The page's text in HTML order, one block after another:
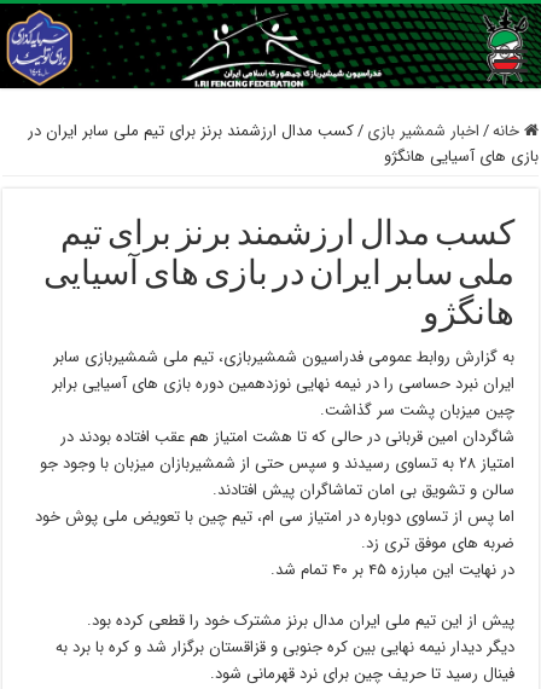
خانه/اخبار شمشیر بازی /کسب مدال ارزشمند برنز برای تیم ملی سابر ایران در
بازی های آسیایی هانگژو
کسب مدال ارزشمند برنز برای تیم
ملی سابر ایران در بازی های آسیایی
هانگژو
به گزارش روابط عمومی فدراسیون شمشیربازی، تیم ملی شمشیربازی سابر
ایران نبرد حساسی را در نیمه نهایی نوزدهمین دوره بازی های آسیایی برابر
چین میزبان پشت سر گذاشت.
شاگردان امین قربانی در حالی که تا هشت امتیاز هم عقب افتاده بودند در
امتیاز ۲۸ به تساوی رسیدند و سپس حتی از شمشیربازان میزبان با وجود جو
سالن و تشویق بی امان تماشاگران پیش افتادند.
اما پس از تساوی دوباره در امتیاز سی ام، تیم چین با تعویض ملی پوش خود
ضربه های موفق تری زد.
در نهایت این مبارزه ۴۵ بر ۴۰ تمام شد.
پیش از این تیم ملی ایران مدال برنز مشترک خود را قطعی کرده بود.
دیگر دیدار نیمه نهایی بین کره جنوبی و قزاقستان برگزار شد و کره با برد به
فینال رسید تا حریف چین برای نرد قهرمانی شود.